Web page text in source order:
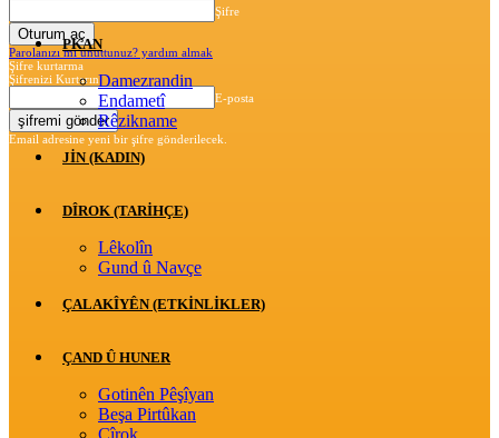
Şifre
Parolanızı mı unuttunuz? yardım almak
Şifre kurtarma
Şifrenizi Kurtarın
E-posta
Email adresine yeni bir şifre gönderilecek.
PKAN
Damezrandin
Endametî
Rêzikname
JİN (KADIN)
DÎROK (TARİHÇE)
Lêkolîn
Gund û Navçe
ÇALAKÎYÊN (ETKINLIKLER)
ÇAND Û HUNER
Gotinên Pêşîyan
Beşa Pirtûkan
Çîrok